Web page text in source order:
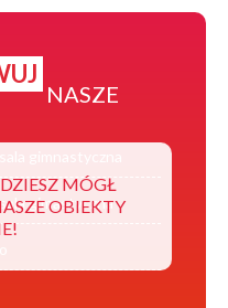
NASZE
MÓGŁ
OBIEKTY
gimastyczna